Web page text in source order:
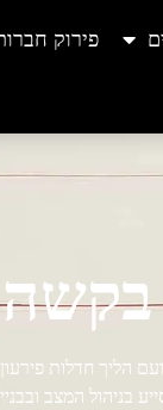
פירוק
חדלות
בניהול המצב